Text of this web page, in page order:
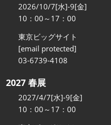
2026/10/7[水]-9[金]
10：00～17：00
東京ビッグサイト
[email protected]
03-6739-4108
2027 春展
2027/4/7[水]-9[金]
10：00～17：00